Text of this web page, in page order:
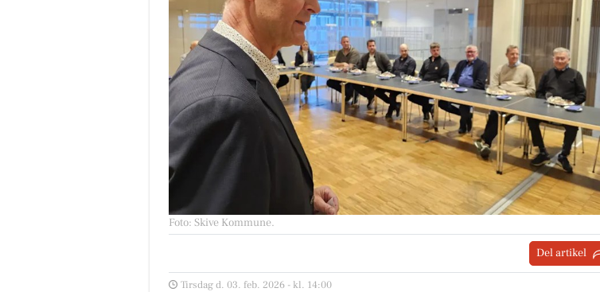
Foto: Skive Kommune.
Del artikel
Tirsdag d. 03. feb. 2026 - kl. 14:00